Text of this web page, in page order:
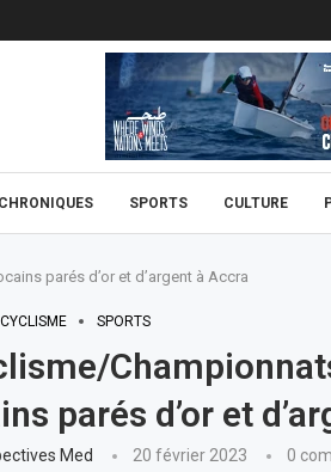
CHRONIQUES SPORTS CULTURE
parés d’or et d’argent à Accra
SPORTS
parés d’or et
Med 20 février 2023 0